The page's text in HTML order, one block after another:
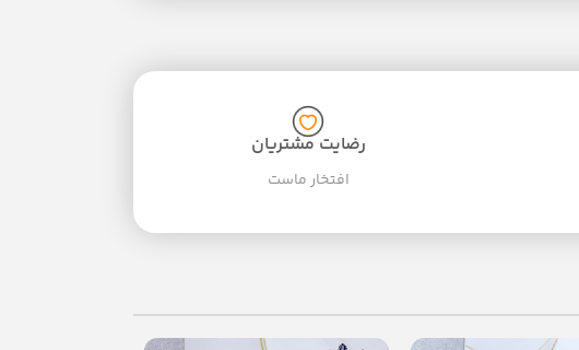
رضایت مشتریان
افتخار ماست